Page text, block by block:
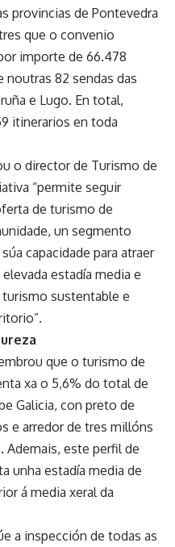
provincias de Pontevedra
que o convenio
importe de 66.478
noutras 82 sendas das
e Lugo. En total,
itinerarios en toda
o director de Turismo de
“permite seguir
de turismo de
un segmento
capacidade para atraer
estadía media e
sustentable e
que o turismo de
xa o 5,6% do total de
Galicia, con preto de
e arredor de tres millóns
Ademais, este perfil de
unha estadía media de
á media xeral da
a inspección de todas as